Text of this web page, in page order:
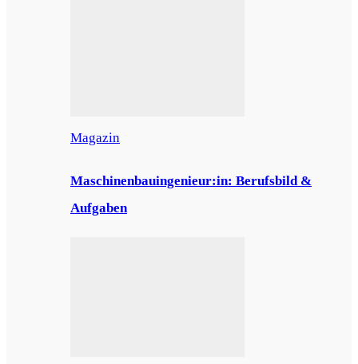
Magazin
Maschinenbauingenieur:in: Berufsbild &
Aufgaben